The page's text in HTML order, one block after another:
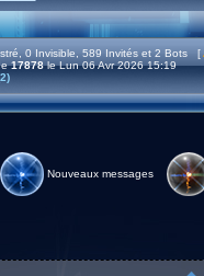
0 Invisible, 589 Invités et 2 Bots [
17878le Lun 06 Avr 2026 15:19
Nouveaux messages